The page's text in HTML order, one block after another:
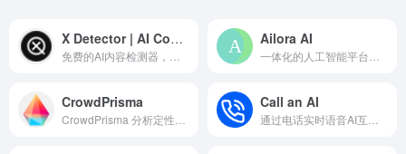
X Detector | AI Content Detector Ailora AI
CrowdPrisma Call an AI